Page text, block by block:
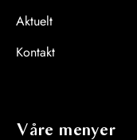
Aktuelt
Kontakt
Våre menyer